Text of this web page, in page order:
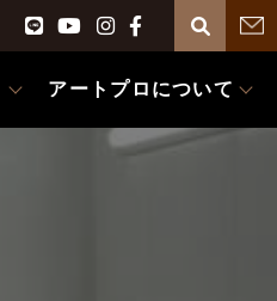
アートプロについて